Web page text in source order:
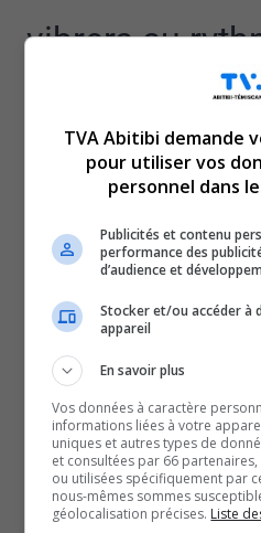
vibrera au
éclats de rire
Festival
l’Abitibi-
qui est de
Donc dès demain, et ce,
invité à profiter au maximum
Méthot, Mario Tessier, Mégan
Douaa Kachache.
Un peu plus tôt aujourd’hui,
Maude Garceau, a rencontré
TVA Abitibi demande
pour utiliser vos
personnel dans
Publicités et contenu
performance des
d’audience et
Stocker et/ou accéder à
appareil
En savoir plus
Vos données à caractère
informations liées à votre
uniques et autres types de
et consultées par 66
ou utilisées spécifiquement par
nous-mêmes sommes
géolocalisation précises. Liste